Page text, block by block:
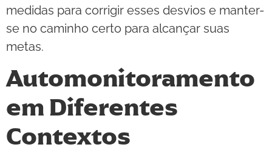
medidas para corrigir esses desvios e manter-
se no caminho certo para alcançar suas
metas.
Automonitoramento
em Diferentes
Contextos